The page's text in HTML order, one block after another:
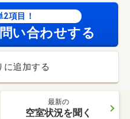
2項目！
い合わせする
に追加する
最新の
空室状況を聞く